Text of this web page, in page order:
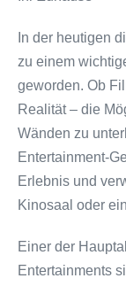
In der heutigen
zu einem
geworden. Ob
Realität – die
Wänden zu
Entertainment-
Erlebnis und
Kinosaal oder
Einer der
Entertainments